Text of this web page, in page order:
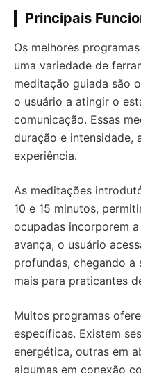
Principais
Os melhores
uma variedade de
meditação guiada são
o usuário a atingir o
comunicação. Essas
duração e intensidade,
experiência.
As meditações
10 e 15 minutos,
ocupadas incorporem
avança, o usuário
profundas, chegando a
mais para praticantes
Muitos programas
específicas. Existem
energética, outras em
algumas em conexão